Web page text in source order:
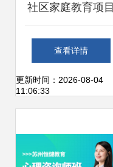
社区家庭教育项目
执行观察 服务下沉
见成效，赋能家庭
查看详情
更新时间：2026-08-04
11:06:33